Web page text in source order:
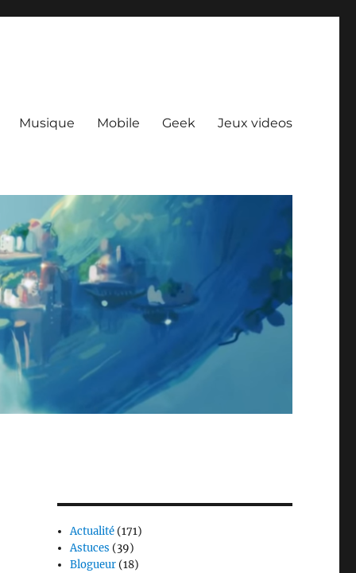
Musique Mobile Geek Jeux videos
Actualité (171)
Astuces (39)
Blogueur (18)